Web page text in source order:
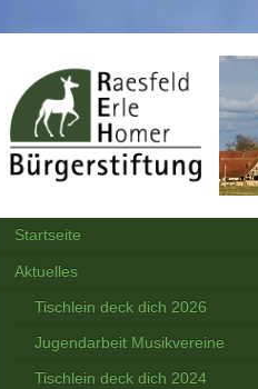
Startseite
Aktuelles
Tischlein deck dich 2026
Jugendarbeit Musikvereine
Tischlein deck dich 2024